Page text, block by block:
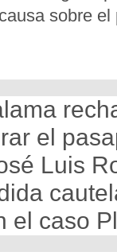
sobre
el
Luis
el caso